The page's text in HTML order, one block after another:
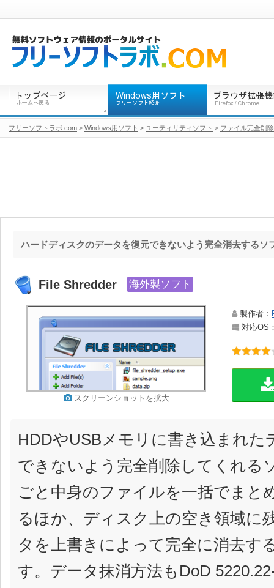
ハードディスクのデータを復元できないよう完全消去するソ
File Shredder 海外製ソフト
スクリーンショットを拡大
製作者：
対応OS
HDDやUSBメモリに書き込まれた
できないよう完全削除してくれる
ごと中身のファイルを一括でまと
るほか、ディスク上の空き領域に
タを上書きによって完全に消去す
す。データ抹消方法もDoD
フリーソフトラボ.com > Windows用ソフト > ユーティリティソフト > ファイル完全削